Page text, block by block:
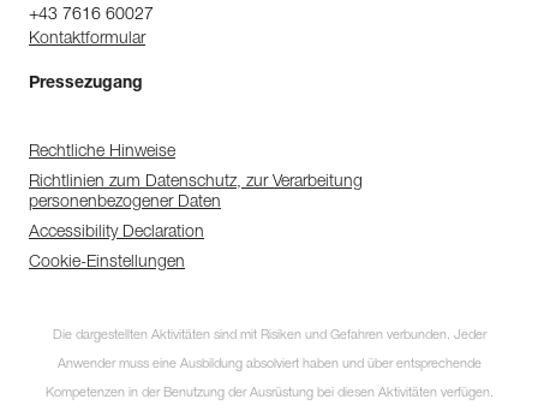
+43 7616 60027
Kontaktformular
Pressezugang
Rechtliche Hinweise
Richtlinien zum Datenschutz, zur Verarbeitung
personenbezogener Daten
Accessibility Declaration
Cookie-Einstellungen
Die dargestellten Aktivitäten sind mit Risiken und Gefahren verbunden. Jeder
Anwender muss eine Ausbildung absolviert haben und über entsprechende
Kompetenzen in der Benutzung der Ausrüstung bei diesen Aktivitäten verfügen.